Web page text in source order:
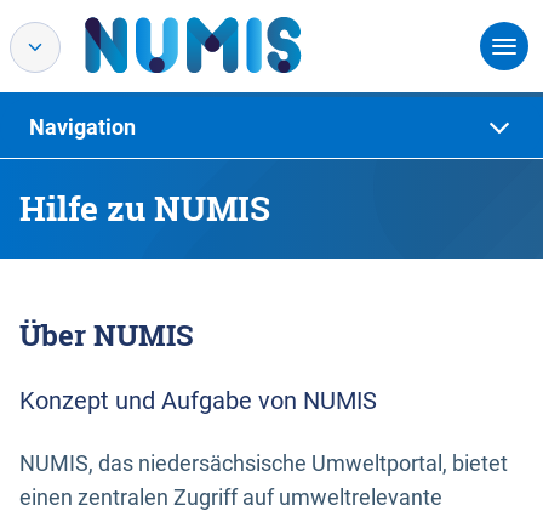
Hilfe zu NUMIS
Navigation
Über NUMIS
Konzept und Aufgabe von NUMIS
NUMIS, das niedersächsische Umweltportal, bietet
einen zentralen Zugriff auf umweltrelevante